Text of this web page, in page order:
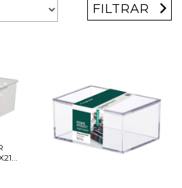
FILTRAR